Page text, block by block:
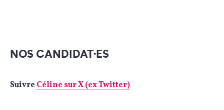
NOS CANDIDAT·ES
Suivre Céline sur X (ex Twitter)